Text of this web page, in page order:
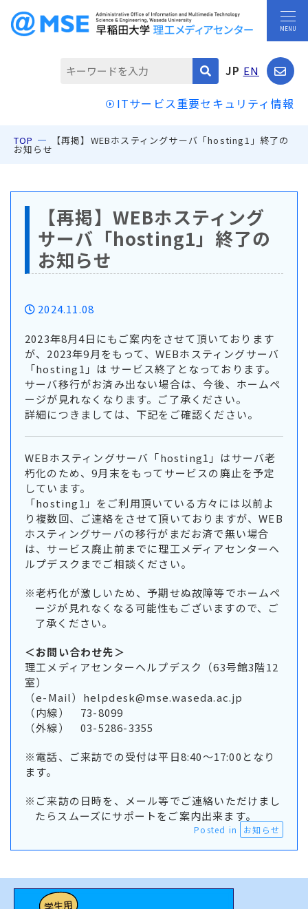
JP EN
ITサービス重要セキュリティ情報
TOP 【再掲】WEBホスティングサーバ「hosting1」終了の
お知らせ
【再掲】WEBホスティング
サーバ「hosting1」終了の
お知らせ
2024.11.08
2023年8月4日にもご案内をさせて頂いております
が、2023年9月をもって、WEBホスティングサーバ
「hosting1」は サービス終了となっております。
サーバ移行がお済み出ない場合は、今後、ホームペ
ージが見れなくなります。ご了承ください。
詳細につきましては、下記をご確認ください。
WEBホスティングサーバ「hosting1」はサーバ老
朽化のため、9月末をもってサービスの廃止を予定
しています。
「hosting1」をご利用頂いている方々には以前よ
り複数回、ご連絡をさせて頂いておりますが、WEB
ホスティングサーバの移行がまだお済で無い場合
は、サービス廃止前までに理工メディアセンターヘ
ルプデスクまでご相談ください。
※老朽化が激しいため、予期せぬ故障等でホームペ
ージが見れなくなる可能性もございますので、ご
了承ください。
＜お問い合わせ先＞
理工メディアセンターヘルプデスク（63号館3階12
室）
（e-Mail） helpdesk@mse.waseda.ac.jp
（内線） 73-8099
（外線） 03-5286-3355
※電話、ご来訪での受付は平日8:40～17:00となり
ます。
※ご来訪の日時を、メール等でご連絡いただけまし
たらスムーズにサポートをご案内出来ます。
Posted in お知らせ